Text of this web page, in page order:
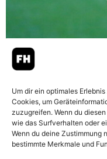
Um dir ein optimales
Cookies, um
zuzugreifen. Wenn du
wie das Surfverhalten oder
Wenn du deine Zustimmung
bestimmte Merkmale und
In der ersten Runde
TSV Schott Mainz.